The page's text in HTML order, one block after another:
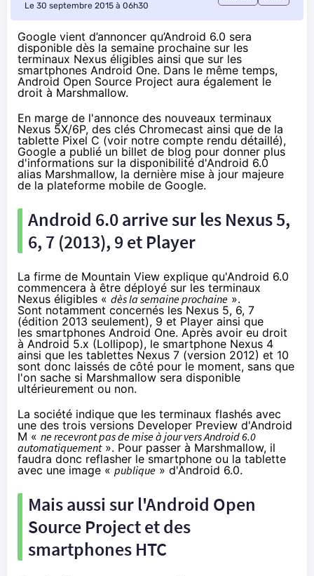
Le 30 septembre 2015 à 06h30
Google vient d’annoncer qu’Android 6.0 sera
disponible dès la semaine prochaine sur les
terminaux Nexus éligibles ainsi que sur les
smartphones Android One. Dans le même temps,
Android Open Source Project aura également le
droit à Marshmallow.
En marge de l'annonce des nouveaux terminaux
Nexus 5X/6P, des clés Chromecast ainsi que de la
tablette Pixel C (voir notre compte rendu détaillé),
Google a publié un billet de blog pour donner plus
d'informations sur la disponibilité d'Android 6.0
alias Marshmallow, la dernière mise à jour majeure
de la plateforme mobile de Google.
Android 6.0 arrive sur les Nexus 5,
6, 7 (2013), 9 et Player
La firme de Mountain View explique qu'Android 6.0
commencera à être déployé sur les terminaux
Nexus éligibles « dès la semaine prochaine ».
Sont notamment concernés les Nexus 5, 6, 7
(édition 2013 seulement), 9 et Player ainsi que
les smartphones Android One. Après avoir eu droit
à Android 5.x (Lollipop), le smartphone Nexus 4
ainsi que les tablettes Nexus 7 (version 2012) et 10
sont donc laissés de côté pour le moment, sans que
l'on sache si Marshmallow sera disponible
ultérieurement ou non.
La société indique que les terminaux flashés avec
une des trois versions Developer Preview d'Android
M « ne recevront pas de mise à jour vers Android 6.0
automatiquement». Pour passer à Marshmallow, il
faudra donc reflasher le smartphone ou la tablette
avec une image « publique » d'Android 6.0.
Mais aussi sur l'Android Open
Source Project et des
smartphones HTC